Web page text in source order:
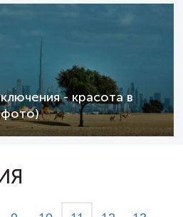
- красота в
фото)